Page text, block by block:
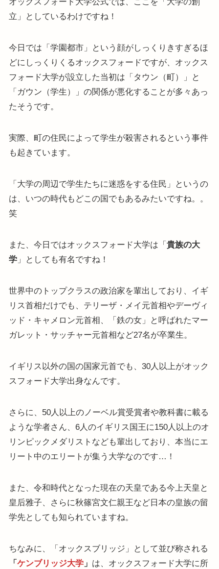
立」としているわけですね！
今日では「学園都市」という顔がしっくりきすぎるほ
どにしっくりくるオックスフォードですが、オックス
フォード大学が設立した当初は「タウン（町）」と
「ガウン（学生）」の関係が悪化することが多々あっ
たそうです。
実際、町の住民によって学生が殺害されるという事件
も起きています。
「大学の周辺で学生たちに迷惑をする住民」というの
は、いつの時代もどこの国でもあるみたいですね。。
笑
また、今日ではオックスフォード大学は「 貴族の大
学」としても有名ですね！
世界中のトップクラスの政治家を輩出しており、イギ
リス首相だけでも、テリーザ・メイ元首相やデーヴィ
ッド・キャメロン元首相、「鉄の女」と呼ばれたマー
ガレット・サッチャー元首相など27名が卒業生。
イギリス以外の国の国家元首でも、30人以上がオック
スフォード大学出身なんです。
さらに、50人以上のノーベル賞受賞者や教科書に載る
ような学者さん、6人のイギリス国王に150人以上のオ
リンピックメダリストなども輩出しており、本当にエ
リート中のエリートが集う大学なのです…！
また、令和時代となった現在の天皇である今上天皇と
皇后雅子、さらに秋篠宮文仁親王など日本の皇族の留
学先としても知られていますね。
ちなみに、「オックスブリッジ」として並び称される
「 ケンブリッジ大学」 は、オックスフォード大学に所